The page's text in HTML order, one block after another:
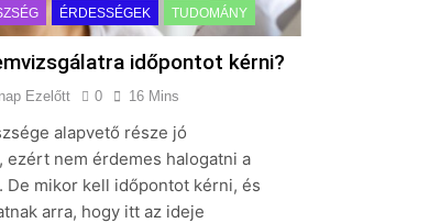
ÉRDESSÉGEK TUDOMÁNY
időpontot kérni?
Ezelőtt 0 16 Mins
alapvető része jó
ezért nem érdemes halogatni a
De mikor kell időpontot kérni, és
arra, hogy itt az ideje